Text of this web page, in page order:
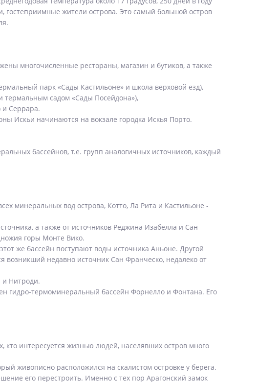
гостеприимные жители острова. Это самый большой остров
многочисленные рестораны, магазин и бутиков, а также
парк «Сады Кастильоне» и школа верховой езд),
термальным садом «Сады Посейдона»),
и Серрара.
Искьи начинаются на вокзале городка Искья Порто.
бассейнов, т.е. групп аналогичных источников, каждый
минеральных вод острова, Котто, Ла Рита и Кастильоне -
а также от источников Реджина Изабелла и Сан
горы Монте Вико.
же бассейн поступают воды источника Аньоне. Другой
возникший недавно источник Сан Франческо, недалеко от
и Нитроди.
гидро-термоминеральный бассейн Форнелло и Фонтана. Его
интересуется жизнью людей, населявших остров много
живописно расположился на скалистом островке у берега.
его перестроить. Именно с тех пор Арагонский замок